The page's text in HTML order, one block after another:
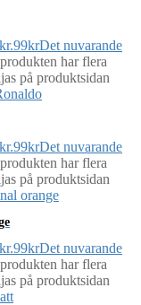
99krDet nuvarande
har flera
på produktsidan
99krDet nuvarande
har flera
på produktsidan
99krDet nuvarande
har flera
på produktsidan